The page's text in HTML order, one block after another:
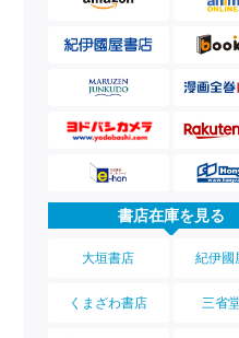
書店在庫を見る
大垣書店 紀伊國
くまざわ書店 三省